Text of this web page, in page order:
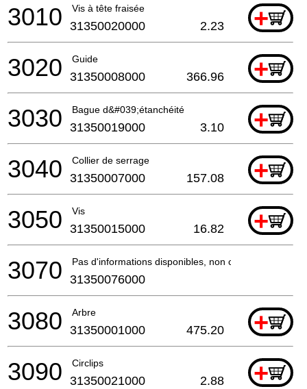
Vis à tête fraisée +
3010 31350020000 2.23
Guide +
3020 31350008000 366.96
Bague d&#039;étanchéité +
3030 31350019000 3.10
Collier de serrage +
3040 31350007000 157.08
Vis +
3050 31350015000 16.82
Pas d'informations disponibles, non commandable
3070 31350076000
Arbre +
3080 31350001000 475.20
Circlips +
3090 31350021000 2.88